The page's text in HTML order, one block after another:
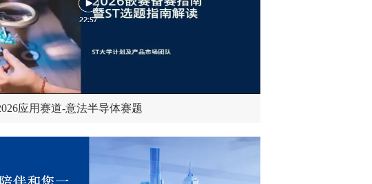
应用赛道-意法半导体赛题